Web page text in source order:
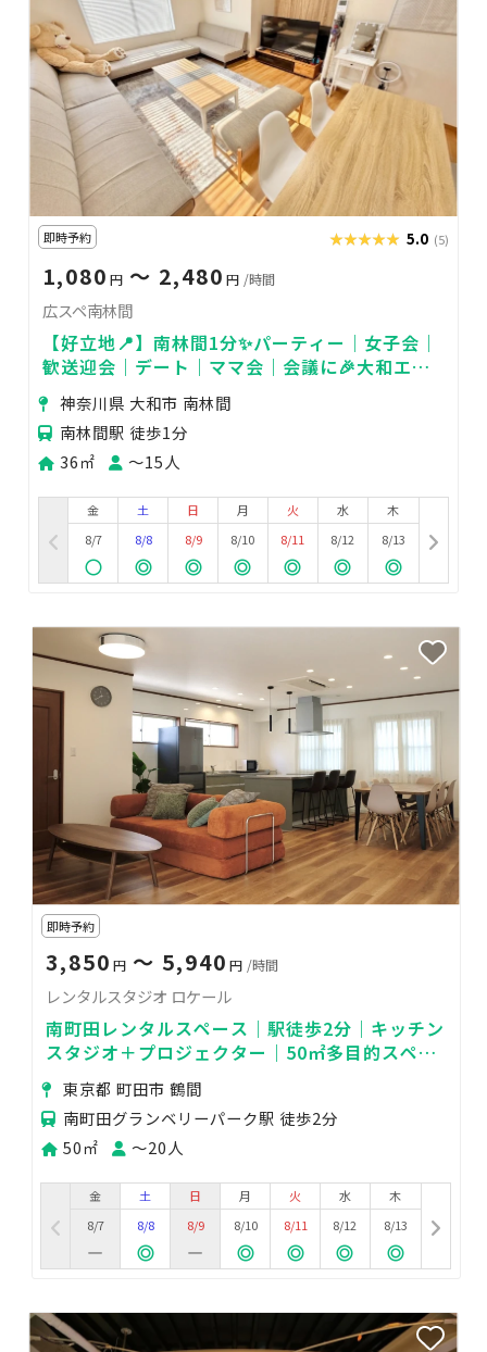
即時予約 ★★★★★
★★★★★ 5.0 (5)
1,080 円 〜 2,480 円 /時間
広スペ南林間
【好立地📍】南林間1分✨パーティー｜女子会｜
歓送迎会｜デート｜ママ会｜会議に🎉大和エリ
ア最大！24h営業📣
神奈川県 大和市 南林間
南林間駅 徒歩1分
36㎡
〜15人
金
8/7
土
8/8
日
8/9
月
8/10
火
8/11
水
8/12
木
8/13
即時予約
3,850 円〜 5,940 円 /時間
レンタルスタジオ ロケール
南町田レンタルスペース｜駅徒歩2分｜キッチン
スタジオ＋プロジェクター｜50㎡多目的スペー
ス（最大20名）
東京都 町田市 鶴間
南町田グランベリーパーク駅 徒歩2分
50㎡
〜20人
金
8/7
土
8/8
日
8/9
月
8/10
火
8/11
水
8/12
木
8/13